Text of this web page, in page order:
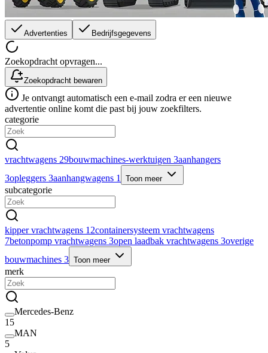
Advertenties Bedrijfsgegevens
Zoekopdracht opvragen...
Zoekopdracht bewaren
Je ontvangt automatisch een e-mail zodra er een nieuwe
advertentie online komt die past bij jouw zoekfilters.
categorie
vrachtwagens 29bouwmachines-werktuigen 3aanhangers
3opleggers 3aanhangwagens 1 Toon meer
subcategorie
kipper vrachtwagens 12containersysteem vrachtwagens
7betonpomp vrachtwagens 3open laadbak vrachtwagens 3overige
bouwmachines 3 Toon meer
merk
Mercedes-Benz
15
MAN
5